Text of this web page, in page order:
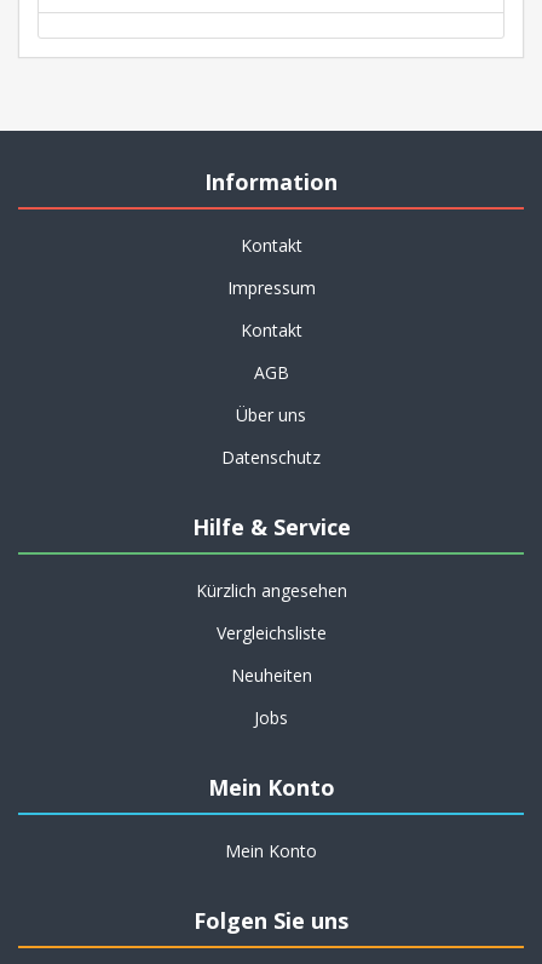
Information
Kontakt
Impressum
Kontakt
AGB
Über uns
Datenschutz
Hilfe & Service
Kürzlich angesehen
Vergleichsliste
Neuheiten
Jobs
Mein Konto
Mein Konto
Folgen Sie uns